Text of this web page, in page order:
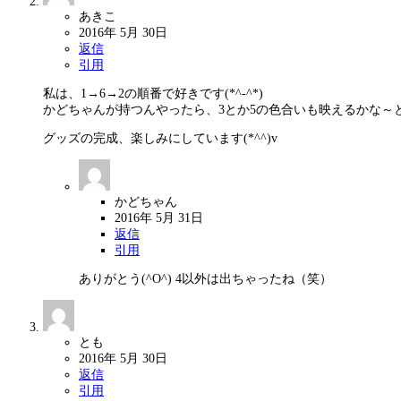
あきこ
2016年 5月 30日
返信
引用
私は、1→6→2の順番で好きです(*^-^*)
かどちゃんが持つんやったら、3とか5の色合いも映えるかな～
グッズの完成、楽しみにしています(*^^)v
かどちゃん
2016年 5月 31日
返信
引用
ありがとう(^O^) 4以外は出ちゃったね（笑）
とも
2016年 5月 30日
返信
引用